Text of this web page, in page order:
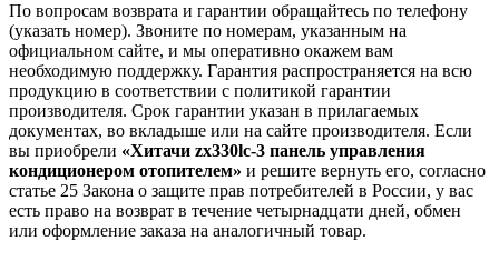
По вопросам возврата и гарантии обращайтесь по телефону
(указать номер). Звоните по номерам, указанным на
официальном сайте, и мы оперативно окажем вам
необходимую поддержку. Гарантия распространяется на всю
продукцию в соответствии с политикой гарантии
производителя. Срок гарантии указан в прилагаемых
документах, во вкладыше или на сайте производителя. Если
вы приобрели «Хитачи zx330lc-3 панель управления
кондиционером отопителем» и решите вернуть его, согласно
статье 25 Закона о защите прав потребителей в России, у вас
есть право на возврат в течение четырнадцати дней, обмен
или оформление заказа на аналогичный товар.